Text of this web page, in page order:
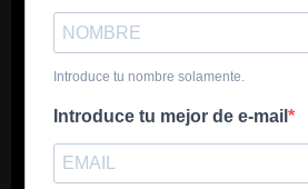
Introduce tu nombre solamente.
Introduce tu mejor de e-mail